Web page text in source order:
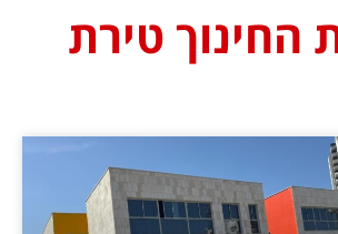
החינוך טירת